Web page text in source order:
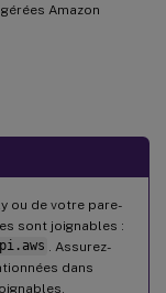
Amazon
ou de votre pare-
sont joignables :
. Assurez-
dans